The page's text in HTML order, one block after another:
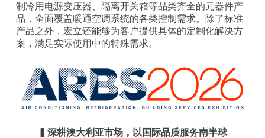
制冷用电源变压器、隔离开关箱等品类齐全的元器件产
品，全面覆盖暖通空调系统的各类控制需求。除了标准
产品之外，宏立还能够为客户提供具体的定制化解决方
案，满足实际使用中的特殊需求。
▍深耕澳大利亚市场，以国际品质服务南半球